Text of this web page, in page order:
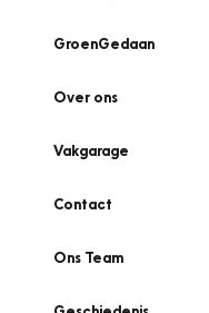
GroenGedaan
Over ons
Vakgarage
Contact
Ons Team